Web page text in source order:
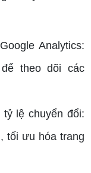
Analytics:
theo dõi các
lệ chuyển đổi:
tối ưu hóa trang